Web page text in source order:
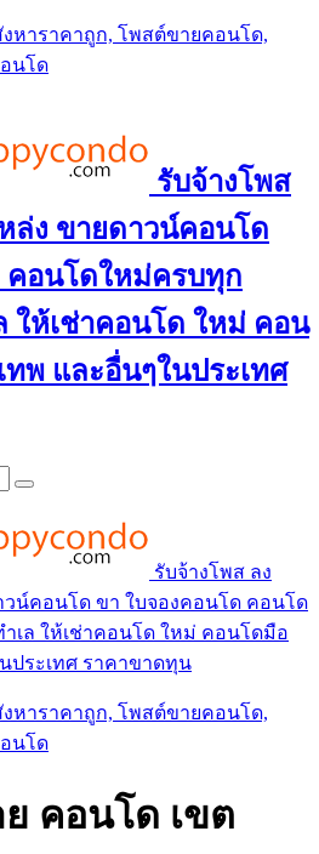
งหาราคาถูก, โพสต์ขายคอนโด,
นโด
รับจ้างโพส
ล่ง ขายดาวน์คอนโด
คอนโดใหม่ครบทุก
ให้เช่าคอนโด ใหม่ คอน
ทพ และอื่นๆในประเทศ
รับจ้างโพส ลง
วน์คอนโด ขา ใบจองคอนโด คอนโด
เล ให้เช่าคอนโด ใหม่ คอนโดมือ
ประเทศ ราคาขาดทุน
งหาราคาถูก, โพสต์ขายคอนโด,
นโด
คอนโด เขต